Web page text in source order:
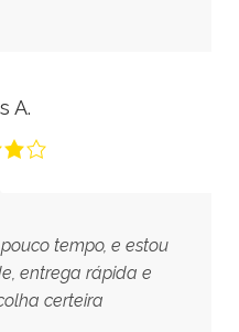
tempo, e estou
entrega rápida e
certeira
A.